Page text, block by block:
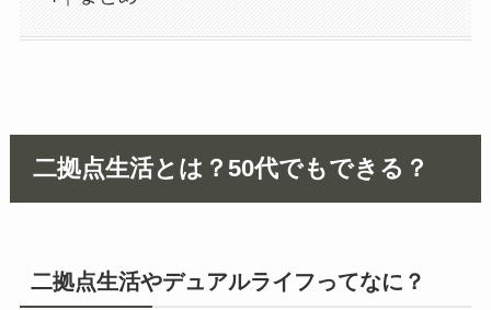
二拠点生活とは？50代でもできる？
二拠点生活やデュアルライフってなに？